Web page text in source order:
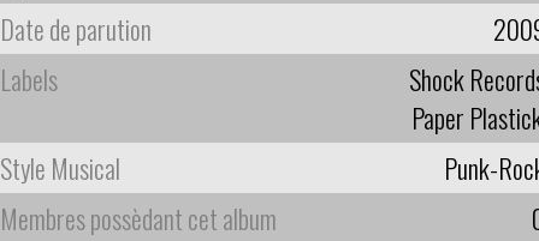
Date de parution
Labels
Shock
Paper
Style Musical
Punk-
Membres possèdant cet album